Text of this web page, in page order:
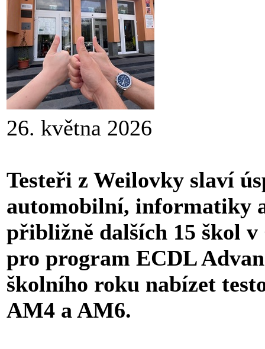
26. května 2026
Testeři z Weilovky slaví
automobilní, informatiky
přibližně dalších 15 škol
pro program ECDL
školního roku nabízet
AM4 a AM6.